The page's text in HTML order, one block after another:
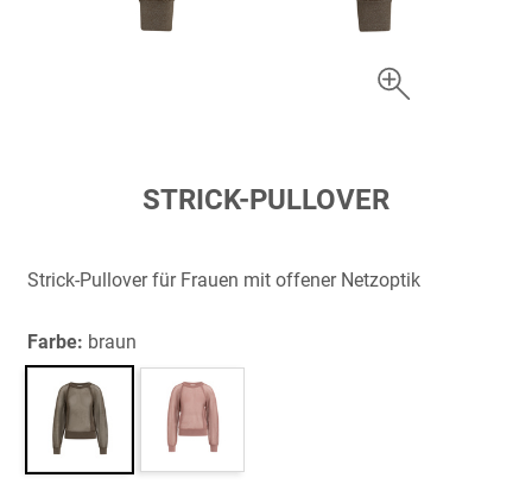
springen
STRICK-PULLOVER
Strick-Pullover für Frauen mit offener Netzoptik
Farbe: braun